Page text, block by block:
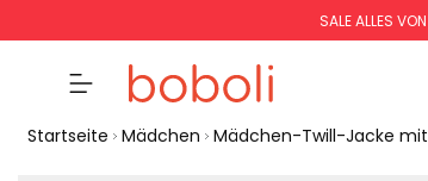
SALE ALLES
Startseite Mädchen Mädchen-Twill-Jacke